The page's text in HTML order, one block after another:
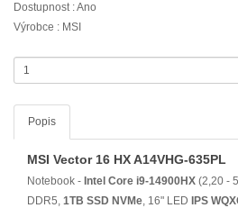
Dostupnost : Ano
Výrobce : MSI
Popis
MSI Vector 16 HX A14VHG-635PL
Notebook - Intel Core i9-14900HX (2,20 -
DDR5, 1TB SSD NVMe, 16" LED IPS